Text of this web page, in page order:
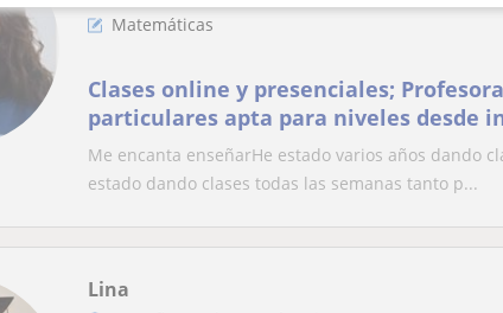
Matemáticas
Clases online y presenciales;
particulares apta para niveles desde
bachillerato
Me encanta enseñarHe estado varios años dando
estado dando clases todas las semanas tanto p...
Lina